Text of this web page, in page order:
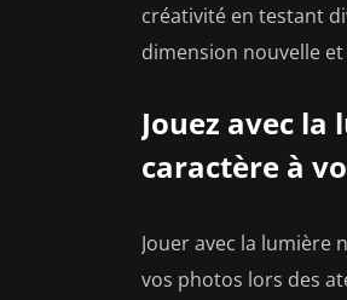
créativité en testant
dimension nouvelle
Jouez avec
caractère à
Jouer avec la
vos photos lors des